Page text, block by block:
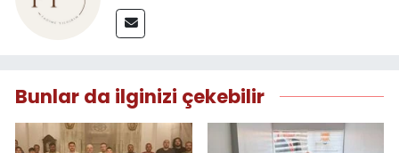
Bunlar da ilginizi çekebilir